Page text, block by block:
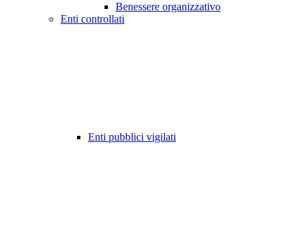
Benessere organizzativo
Enti controllati
Enti pubblici vigilati